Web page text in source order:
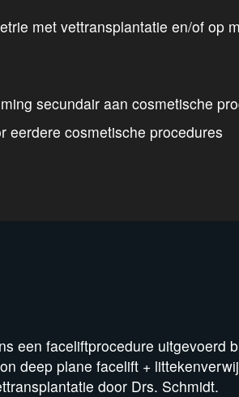
met vettransplantatie en/of op
secundair aan cosmetische
eerdere cosmetische procedures
een faceliftprocedure uitgevoerd
deep plane facelift +
door Drs. Schmidt.